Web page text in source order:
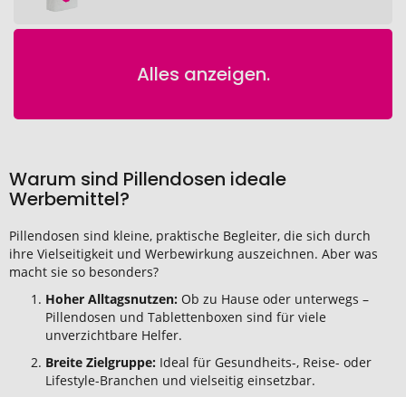
Alles anzeigen.
Warum sind Pillendosen ideale
Werbemittel?
Pillendosen sind kleine, praktische Begleiter, die sich durch
ihre Vielseitigkeit und Werbewirkung auszeichnen. Aber was
macht sie so besonders?
Hoher Alltagsnutzen: Ob zu Hause oder unterwegs –
Pillendosen und Tablettenboxen sind für viele
unverzichtbare Helfer.
Breite Zielgruppe: Ideal für Gesundheits-, Reise- oder
Lifestyle-Branchen und vielseitig einsetzbar.